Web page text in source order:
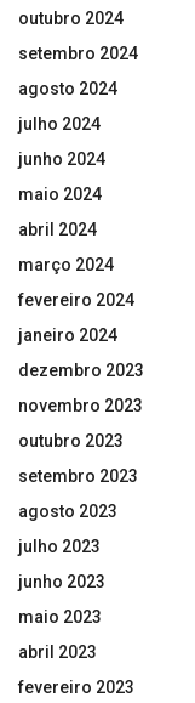
outubro 2024
setembro 2024
agosto 2024
julho 2024
junho 2024
maio 2024
abril 2024
março 2024
fevereiro 2024
janeiro 2024
dezembro 2023
novembro 2023
outubro 2023
setembro 2023
agosto 2023
julho 2023
junho 2023
maio 2023
abril 2023
fevereiro 2023